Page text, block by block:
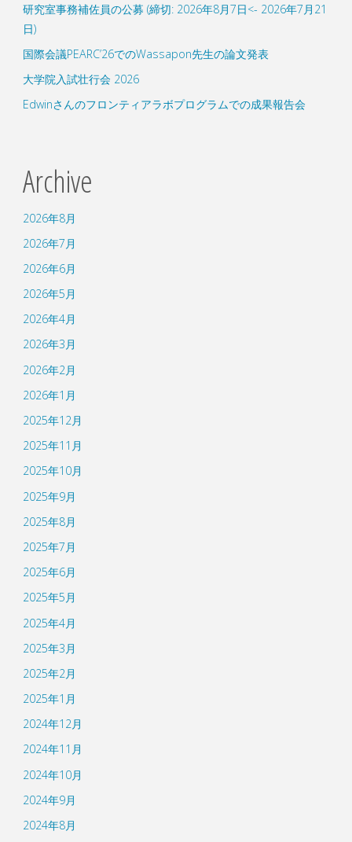
研究室事務補佐員の公募 (締切: 2026年8月7日<- 2026年7月21
日)
国際会議PEARC’26でのWassapon先生の論文発表
大学院入試壮行会 2026
Edwinさんのフロンティアラボプログラムでの成果報告会
Archive
2026年8月
2026年7月
2026年6月
2026年5月
2026年4月
2026年3月
2026年2月
2026年1月
2025年12月
2025年11月
2025年10月
2025年9月
2025年8月
2025年7月
2025年6月
2025年5月
2025年4月
2025年3月
2025年2月
2025年1月
2024年12月
2024年11月
2024年10月
2024年9月
2024年8月